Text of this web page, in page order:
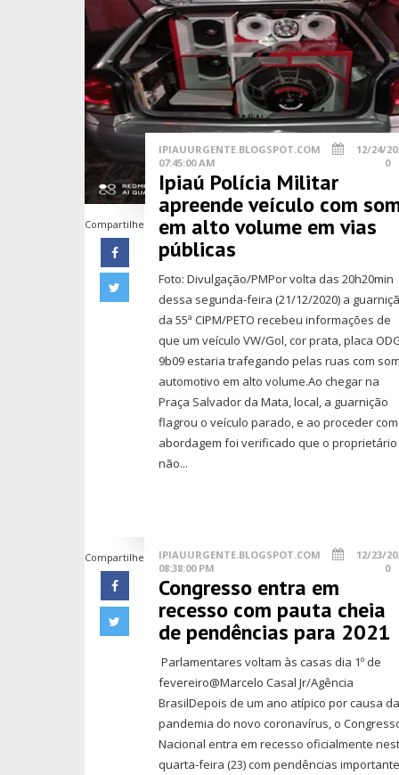
Compartilhe
IPIAUURGENTE.BLOGSPOT.COM
12/24/
07:45:00 AM
0
Ipiaú Polícia Militar
apreende veículo com
em alto volume em vias
públicas
Foto: Divulgação/PMPor volta das 20h20min
dessa segunda-feira (21/12/2020) a
da 55ª CIPM/PETO recebeu informações de
que um veículo VW/Gol, cor prata, placa
9b09 estaria trafegando pelas ruas com
automotivo em alto volume.Ao chegar na
Praça Salvador da Mata, local, a guarnição
flagrou o veículo parado, e ao proceder com
abordagem foi verificado que o proprietário
não...
Compartilhe IPIAUURGENTE.BLOGSPOT.COM
12/23/
08:38:00 PM
0
Congresso entra em
recesso com pauta cheia
de pendências para 2021
Parlamentares voltam às casas dia 1º de
fevereiro@Marcelo Casal Jr/Agência
BrasilDepois de um ano atípico por causa
pandemia do novo coronavírus, o
Nacional entra em recesso oficialmente
quarta-feira (23) com pendências